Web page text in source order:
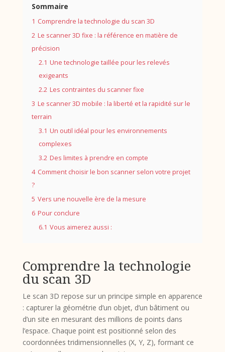
Sommaire
1 Comprendre la technologie du scan 3D
2 Le scanner 3D fixe : la référence en matière de
précision
2.1 Une technologie taillée pour les relevés
exigeants
2.2 Les contraintes du scanner fixe
3 Le scanner 3D mobile : la liberté et la rapidité sur le
terrain
3.1 Un outil idéal pour les environnements
complexes
3.2 Des limites à prendre en compte
4 Comment choisir le bon scanner selon votre projet
?
5 Vers une nouvelle ère de la mesure
6 Pour conclure
6.1 Vous aimerez aussi :
Comprendre la technologie
du scan 3D
Le scan 3D repose sur un principe simple en apparence
: capturer la géométrie d’un objet, d’un bâtiment ou
d’un site en mesurant des millions de points dans
l’espace. Chaque point est positionné selon des
coordonnées tridimensionnelles (X, Y, Z), formant ce